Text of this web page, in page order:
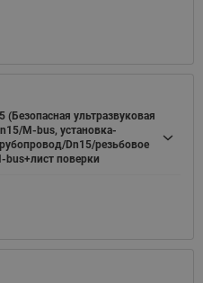
(Безопасная ультразвуковая
M-bus, установка-
Dn15/резьбовое
bus+лист поверки